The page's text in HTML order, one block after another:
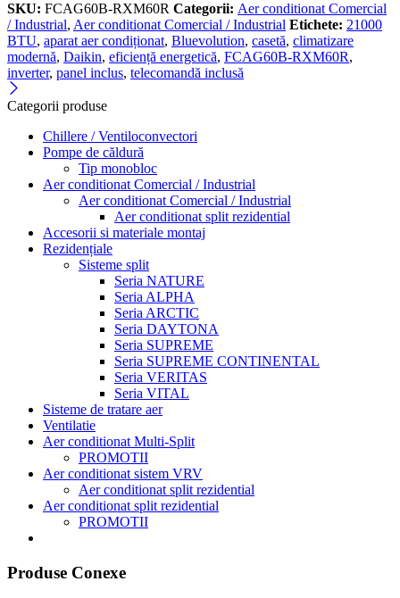
SKU: FCAG60B-RXM60R Categorii: Aer conditionat Comercial
/ Industrial, Aer conditionat Comercial / Industrial Etichete: 21000
BTU, aparat aer condiționat, Bluevolution, casetă, climatizare
modernă, Daikin, eficiență energetică, FCAG60B-RXM60R,
inverter, panel inclus, telecomandă inclusă
Categorii produse
Chillere / Ventiloconvectori
Pompe de căldură
Tip monobloc
Aer conditionat Comercial / Industrial
Aer conditionat Comercial / Industrial
Aer conditionat split rezidential
Accesorii si materiale montaj
Rezidențiale
Sisteme split
Seria NATURE
Seria ALPHA
Seria ARCTIC
Seria DAYTONA
Seria SUPREME
Seria SUPREME CONTINENTAL
Seria VERITAS
Seria VITAL
Sisteme de tratare aer
Ventilatie
Aer conditionat Multi-Split
PROMOTII
Aer conditionat sistem VRV
Aer conditionat split rezidential
Aer conditionat split rezidential
PROMOTII
Produse Conexe